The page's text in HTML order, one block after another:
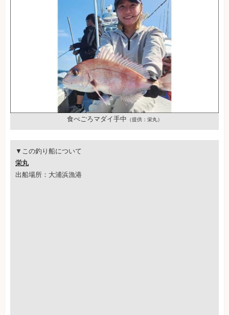
食べごろマダイ手中 （提供：栄丸）
▼この釣り船について
栄丸
出船場所：大浦浜漁港